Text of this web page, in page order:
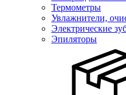
Термометры
Увлажнители,
Электрические
Эпиляторы